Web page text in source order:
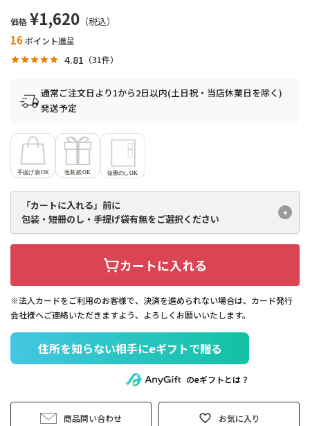
価格 ¥1,620
16ポイント進呈
4.81 31
通常ご注文日より1から2日以内(土日祝・当店休業日を除く)
発送予定
「カートに入れる」前に
包装・短冊のし・手提げ袋有無をご選択ください
カートに入れる
※法人カードをご利用のお客様で、決済を進められない場合は、カード発行
会社様へご連絡いただきますよう、よろしくお願いいたします。
住所を知らない相手にeギフトで贈る
のeギフトとは？
商品問い合わせ お気に入り